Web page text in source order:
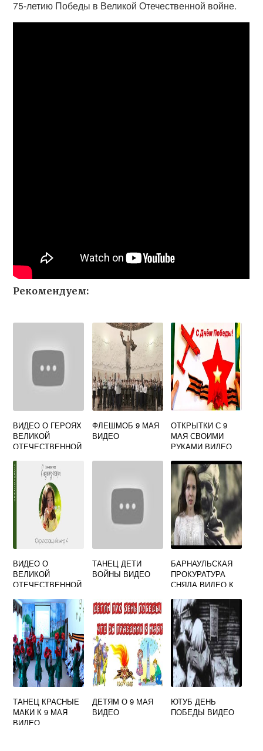
75-летию Победы в Великой Отечественной войне.
Рекомендуем:
ВИДЕО О ГЕРОЯХ
ВЕЛИКОЙ
ОТЕЧЕСТВЕННОЙ
ЖЕНЩИНАХ
ФЛЕШМОБ 9 МАЯ
ВИДЕО
ОТКРЫТКИ С 9
МАЯ СВОИМИ
РУКАМИ ВИДЕО
ВИДЕО О
ВЕЛИКОЙ
ОТЕЧЕСТВЕННОЙ
НАЧАЛЬНОЙ
ШКОЛЫ
ТАНЕЦ ДЕТИ
ВОЙНЫ ВИДЕО
БАРНАУЛЬСКАЯ
ПРОКУРАТУРА
СНЯЛА ВИДЕО К
ТАНЕЦ КРАСНЫЕ
МАКИ К 9 МАЯ
ВИДЕО
ДЕТЯМ О 9 МАЯ
ВИДЕО
ЮТУБ ДЕНЬ
ПОБЕДЫ ВИДЕО